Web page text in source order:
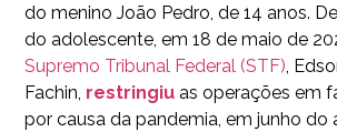
do menino João Pedro, de 14 anos.
do adolescente, em 18 de maio de
Supremo Tribunal Federal (STF),
Fachin, restringiu as operações em
por causa da pandemia, em junho do